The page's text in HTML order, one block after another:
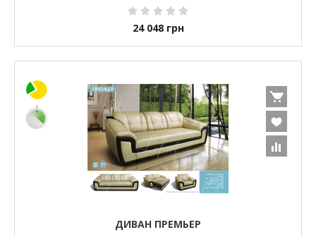
24 048 грн
ДИВАН ПРЕМЬЕР